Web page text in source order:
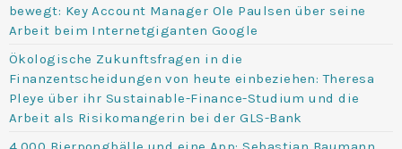
bewegt: Key Account Manager Ole Paulsen über seine
Arbeit beim Internetgiganten Google
Ökologische Zukunftsfragen in die
Finanzentscheidungen von heute einbeziehen: Theresa
Pleye über ihr Sustainable-Finance-Studium und die
Arbeit als Risikomangerin bei der GLS-Bank